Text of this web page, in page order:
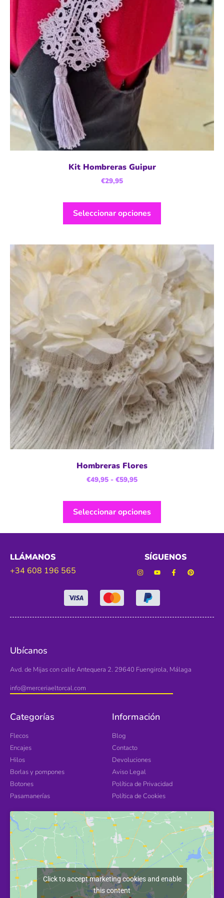
Kit Hombreras Guipur
€29,95
Seleccionar opciones
Hombreras Flores
€49,95 - €59,95
Seleccionar opciones
LLÁMANOS
+34 608 196 565
SÍGUENOS
Ubícanos
Avd. de Mijas con calle Antequera 2. 29640 Fuengirola, Málaga
info@merceriaeltorcal.com
Categorías
Flecos
Encajes
Hilos
Borlas y pompones
Botones
Pasamanerías
Información
Blog
Contacto
Devoluciones
Aviso Legal
Política de Privacidad
Política de Cookies
Click to accept marketing cookies and enable
this content